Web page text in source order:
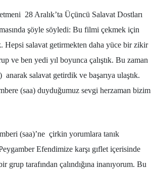
28 Aralık’ta Üçüncü Salavat Dostları
şöyle söyledi: Bu filmi çekmek için
Hepsi salavat getirmekten daha yüce bir zikir
ve ben yedi yıl boyunca çalıştık. Bu zaman
salavat getirdik ve başarıya ulaştık.
(saa) duyduğumuz sevgi herzaman bizim
(saa)’ne çirkin yorumlara tanık
Efendimize karşı gıflet içerisinde
grup tarafından çalındığına inanıyorum. Bu